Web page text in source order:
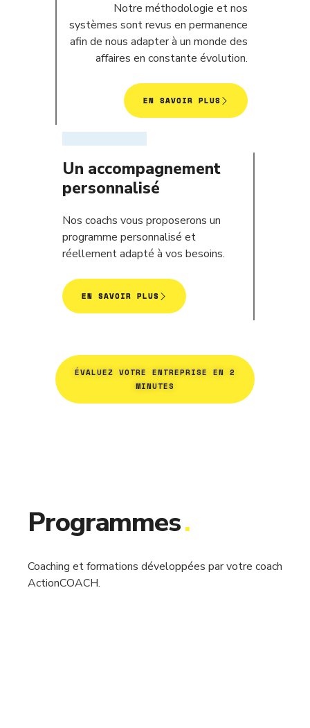
Notre méthodologie et nos
systèmes sont revus en permanence
afin de nous adapter à un monde des
affaires en constante évolution.
EN SAVOIR PLUS
Un accompagnement
personnalisé
Nos coachs vous proposerons un
programme personnalisé et
réellement adapté à vos besoins.
EN SAVOIR PLUS
ÉVALUEZ VOTRE ENTREPRISE EN 2
MINUTES
Programmes.
Coaching et formations développées par votre coach
ActionCOACH.